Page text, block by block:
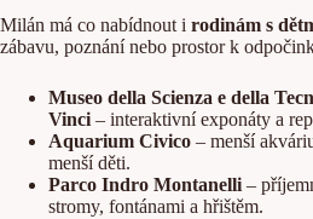
Milán má co nabídnout i rodinám s
zábavu, poznání nebo prostor k
Museo della Scienza e della
Vinci– interaktivní exponáty a
Aquarium Civico – menší
menší děti.
Parco Indro Montanelli–
stromy, fontánami a hřištěm.